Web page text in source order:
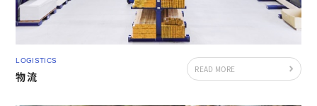
LOGISTICS
物流 READ MORE